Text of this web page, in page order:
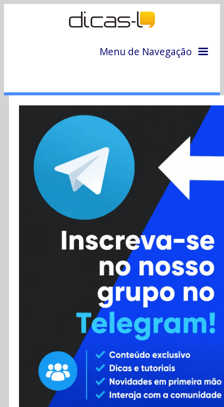
Menu de Navegação
Colunas
Colaboradores
Cursos
Enviar Dica
Contato